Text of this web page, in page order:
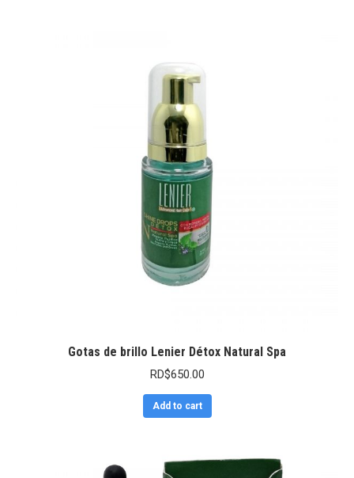
Gotas de brillo Lenier Détox Natural Spa
RD$650.00
Add to cart